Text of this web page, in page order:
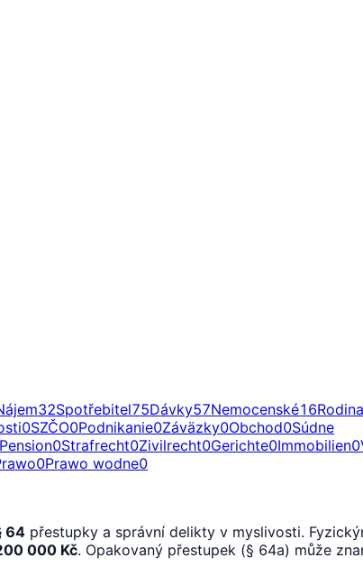
32Spotřebitel75Dávky57Nemocenské16Rodina
0SZČO0Podnikanie0Záväzky0Obchod0Súdne
Pension0Strafrecht0Zivilrecht0Gerichte0Immobilien0
0Prawo wodne0
64 přestupky a správní delikty v myslivosti.
000 Kč. Opakovaný přestupek (§ 64a) může